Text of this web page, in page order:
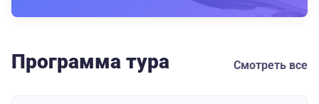
Программа тура Смотреть все